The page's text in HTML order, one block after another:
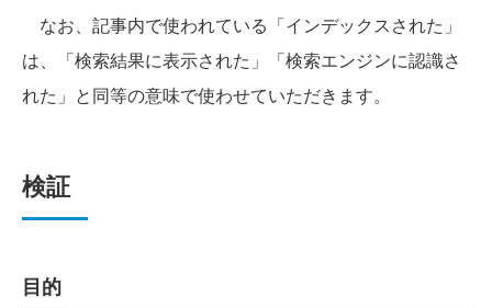
なお、記事内で使われている「インデックスされた」
は、「検索結果に表示された」「検索エンジンに認識さ
れた」と同等の意味で使わせていただきます。
検証
目的